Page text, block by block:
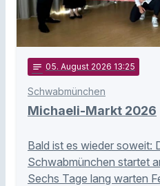
notes 05. August 2026 13:25
Schwabmünchen
Michaeli-Markt 2026
Bald ist es wieder soweit:
Schwabmünchen startet
Sechs Tage lang warten